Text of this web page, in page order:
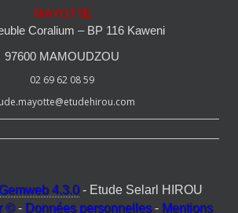
MAYOTTE
Coralium – BP 116 Kaweni
97600 MAMOUDZOU
02 69 62 08 59
4.3.0- Etude Selarl HIROU
© - Données personnelles - Mentions